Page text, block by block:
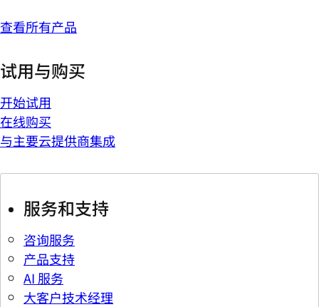
查看所有产品
试用与购买
开始试用
在线购买
与主要云提供商集成
服务和支持
咨询服务
产品支持
AI 服务
大客户技术经理